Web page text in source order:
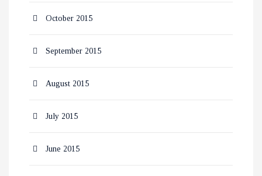
October 2015
September 2015
August 2015
July 2015
June 2015